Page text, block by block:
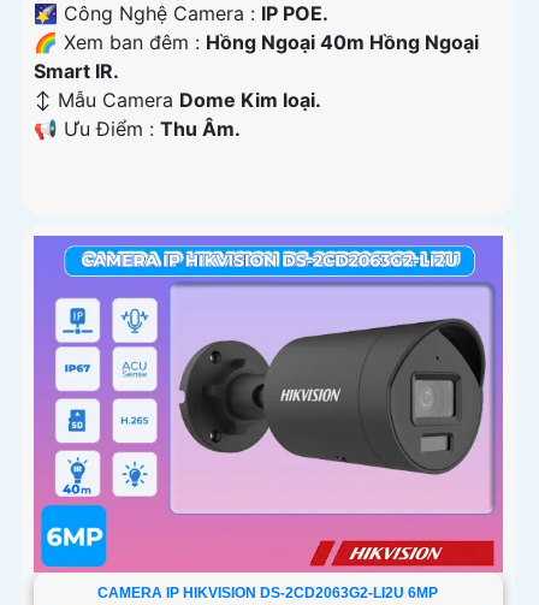
🌠 Công Nghệ Camera : IP POE.
🌈 Xem ban đêm : Hồng Ngoại 40m Hồng Ngoại
Smart IR.
↕️ Mẫu Camera Dome Kim loại.
️📢 Ưu Điểm : Thu Âm.
CAMERA IP HIKVISION DS-2CD2063G2-LI2U 6MP